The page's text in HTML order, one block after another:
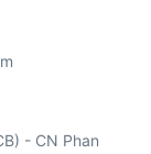
- CN Phan